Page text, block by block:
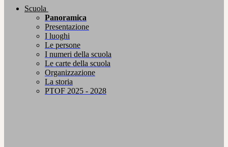
Scuola
Panoramica
Presentazione
I luoghi
Le persone
I numeri della scuola
Le carte della scuola
Organizzazione
La storia
PTOF 2025 - 2028